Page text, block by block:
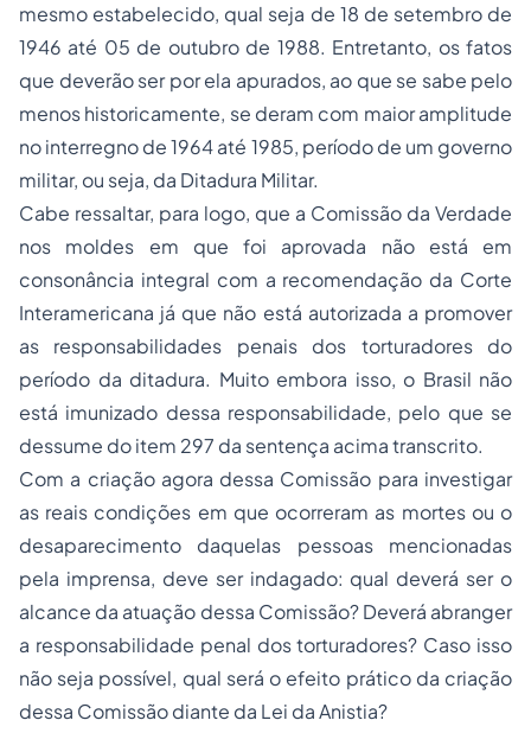
mesmo estabelecido, qual seja de 18 de setembro de
1946 até 05 de outubro de 1988. Entretanto, os fatos
que deverão ser por ela apurados, ao que se sabe pelo
menos historicamente, se deram com maior amplitude
no interregno de 1964 até 1985, período de um governo
militar, ou seja, da Ditadura Militar.
Cabe ressaltar, para logo, que a Comissão da Verdade
nos moldes em que foi aprovada não está em
consonância integral com a recomendação da Corte
Interamericana já que não está autorizada a promover
as responsabilidades penais dos torturadores do
período da ditadura. Muito embora isso, o Brasil não
está imunizado dessa responsabilidade, pelo que se
dessume do item 297 da sentença acima transcrito.
Com a criação agora dessa Comissão para investigar
as reais condições em que ocorreram as mortes ou o
desaparecimento daquelas pessoas mencionadas
pela imprensa, deve ser indagado: qual deverá ser o
alcance da atuação dessa Comissão? Deverá abranger
a responsabilidade penal dos torturadores? Caso isso
não seja possível, qual será o efeito prático da criação
dessa Comissão diante da Lei da Anistia?